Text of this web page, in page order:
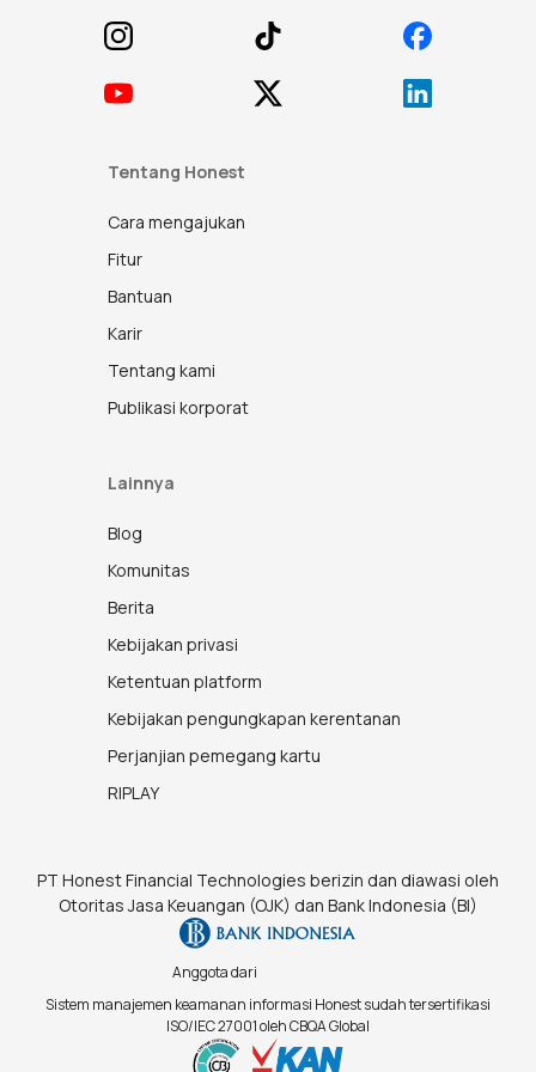
berbagai kemudahan transaksi.
mudah. Kamu cukup mengikuti petunjuk di aplikasi ketika
mengarahkanmu untuk mengambil foto KTP dan slip gajimu
PT Honest Financial Technologies berizin dan diawasi oleh
Otoritas Jasa Keuangan (OJK) dan Bank Indonesia (BI)
Anggota dari
Sistem manajemen keamanan informasi Honest sudah tersertifikasi
ISO/IEC 27001 oleh CBQA Global
Tentang Honest
Cara mengajukan
Fitur
Bantuan
Karir
Tentang kami
Publikasi korporat
Lainnya
Blog
Komunitas
Berita
Kebijakan privasi
Ketentuan platform
Kebijakan pengungkapan kerentanan
Perjanjian pemegang kartu
RIPLAY